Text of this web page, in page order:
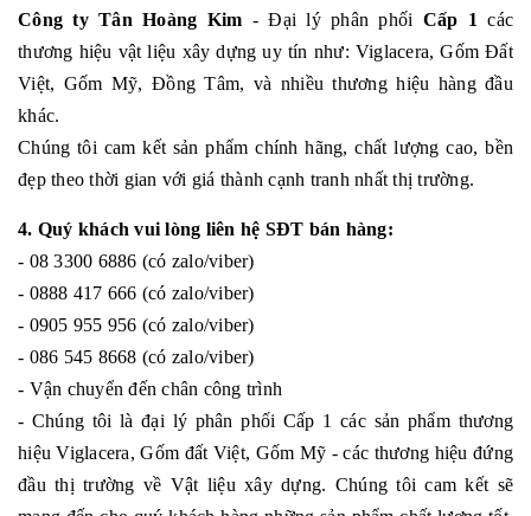
Công ty Tân Hoàng Kim - Đại lý phân phối Cấp 1 các
thương hiệu vật liệu xây dựng uy tín như: Viglacera, Gốm Đất
Việt, Gốm Mỹ, Đồng Tâm, và nhiều thương hiệu hàng đầu
khác.
Chúng tôi cam kết sản phẩm chính hãng, chất lượng cao, bền
đẹp theo thời gian với giá thành cạnh tranh nhất thị trường.
4. Quý khách vui lòng liên hệ SĐT bán hàng:
- 08 3300 6886 (có zalo/viber)
- 0888 417 666 (có zalo/viber)
- 0905 955 956 (có zalo/viber)
- 086 545 8668 (có zalo/viber)
- Vận chuyển đến chân công trình
- Chúng tôi là đại lý phân phối Cấp 1 các sản phẩm thương
hiệu Viglacera, Gốm đất Việt, Gốm Mỹ - các thương hiệu đứng
đầu thị trường về Vật liệu xây dựng. Chúng tôi cam kết sẽ